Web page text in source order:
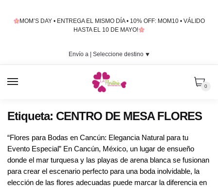
MOM’S DAY • ENTREGA EL MISMO DÍA • 10% OFF: MOM10 • VÁLIDO
HASTA EL 10 DE MAYO!
Envío a | Seleccione destino⯆
0
Etiqueta: CENTRO DE MESA FLORES
“Flores para Bodas en Cancún: Elegancia Natural para tu
Evento Especial” En Cancún, México, un lugar de ensueño
donde el mar turquesa y las playas de arena blanca se fusionan
para crear el escenario perfecto para una boda inolvidable, la
elección de las flores adecuadas puede marcar la diferencia en